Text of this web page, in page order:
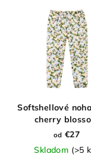
Softshellové
cherry
od €27
Skladom (>5